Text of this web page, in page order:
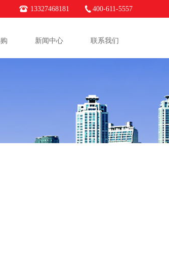
400-611-5557
13327468181
新闻中心 联系我们